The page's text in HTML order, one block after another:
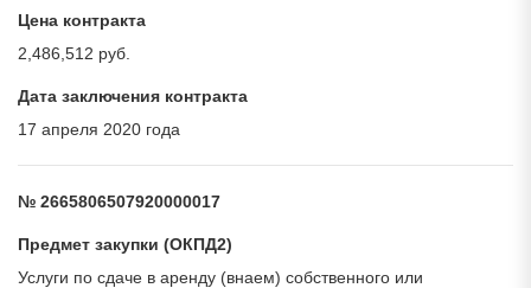
Цена контракта
2,486,512 руб.
Дата заключения контракта
17 апреля 2020 года
№ 2665806507920000017
Предмет закупки (ОКПД2)
Услуги по сдаче в аренду (внаем) собственного или